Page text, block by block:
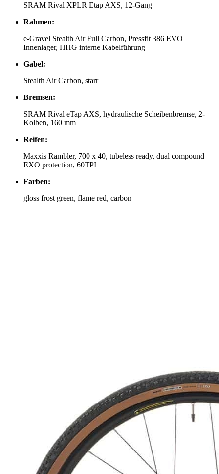
SRAM Rival XPLR Etap AXS, 12-Gang
Rahmen:
e-Gravel Stealth Air Full Carbon, Pressfit 386 EVO
Innenlager, HHG interne Kabelführung
Gabel:
Stealth Air Carbon, starr
Bremsen:
SRAM Rival eTap AXS, hydraulische Scheibenbremse, 2-
Kolben, 160 mm
Reifen:
Maxxis Rambler, 700 x 40, tubeless ready, dual compound
EXO protection, 60TPI
Farben:
gloss frost green, flame red, carbon